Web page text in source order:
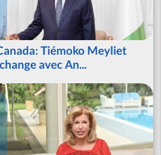
Tiémoko Meyliet
avec An...